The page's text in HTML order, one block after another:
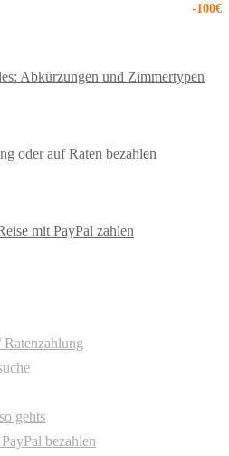
-100€
Abkürzungen und Zimmertypen
oder auf Raten bezahlen
mit PayPal zahlen
Ratenzahlung
gehts
bezahlen